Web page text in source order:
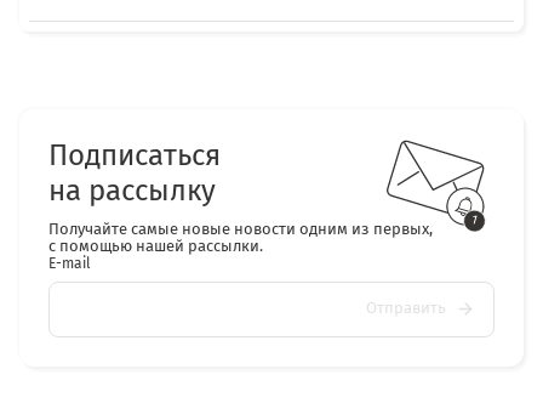
Подписаться
на рассылку
Получайте самые новые новости одним из первых,
с помощью нашей рассылки.
E-mail
Отправить